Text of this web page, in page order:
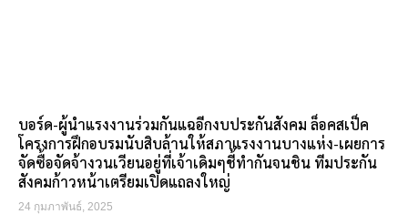
บอร์ด-ผู้นำแรงงานร่วมกันแฉอีกงบประกันสังคม ล็อคสเป็ค
โครงการฝึกอบรมนับสิบล้านให้สภาแรงงานบางแห่ง-เผยการ
จัดซื้อจัดจ้างวนเวียนอยู่ที่เจ้าเดิมๆชี้ทำกันจนชิน ทีมประกัน
สังคมก้าวหน้าเตรียมเปิดแถลงใหญ่
24 กุมภาพันธ์, 2025